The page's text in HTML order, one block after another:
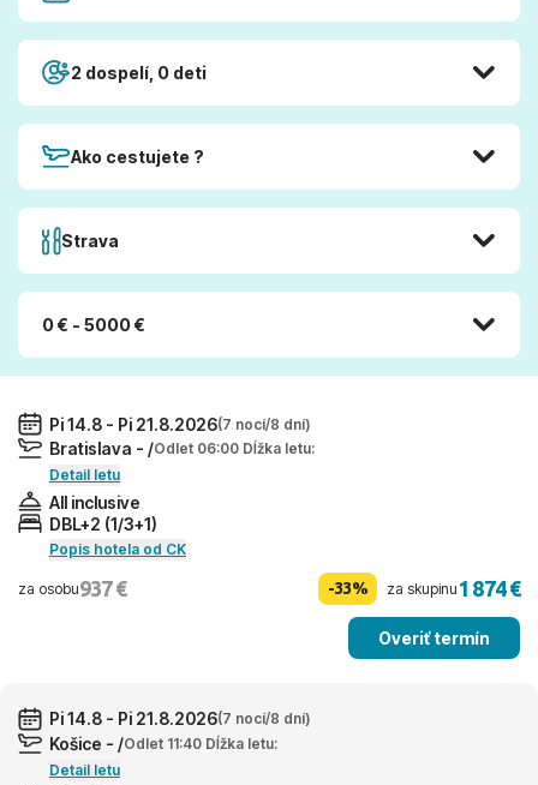
2 dospelí, 0 deti
Ako cestujete ?
Strava
0 € - 5000 €
Pi 14.8 - Pi 21.8.2026(7 nocí/8 dní)
Bratislava - /Odlet 06:00 Dĺžka letu:
Detail letu
All inclusive
DBL+2 (1/3+1)
Popis hotela od CK
za osobu937 € -33% za skupinu1 874 €
Overiť termín
Pi 14.8 - Pi 21.8.2026(7 nocí/8 dní)
Košice - /Odlet 11:40 Dĺžka letu:
Detail letu